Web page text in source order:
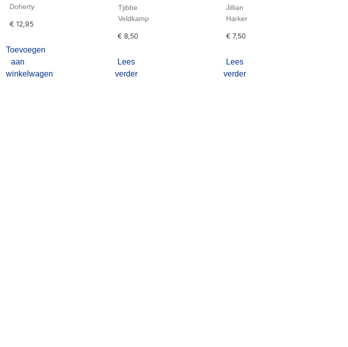
Doherty
€ 12,95
Toevoegen
aan
winkelwagen
Tjibbe
Veldkamp
€ 8,50
Lees
verder
Jillian
Harker
€ 7,50
Lees
verder